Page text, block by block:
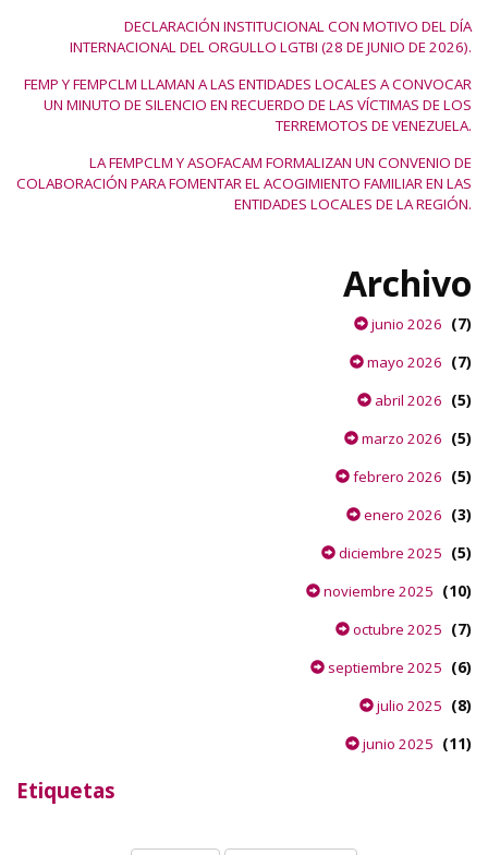
DECLARACIÓN INSTITUCIONAL CON MOTIVO DEL DÍA
INTERNACIONAL DEL ORGULLO LGTBI (28 DE JUNIO DE 2026).
FEMP Y FEMPCLM LLAMAN A LAS ENTIDADES LOCALES A CONVOCAR
UN MINUTO DE SILENCIO EN RECUERDO DE LAS VÍCTIMAS DE LOS
TERREMOTOS DE VENEZUELA.
LA FEMPCLM Y ASOFACAM FORMALIZAN UN CONVENIO DE
COLABORACIÓN PARA FOMENTAR EL ACOGIMIENTO FAMILIAR EN LAS
ENTIDADES LOCALES DE LA REGIÓN.
Archivo
junio 2026 (7)
mayo 2026 (7)
abril 2026 (5)
marzo 2026 (5)
febrero 2026 (5)
enero 2026 (3)
diciembre 2025 (5)
noviembre 2025 (10)
octubre 2025 (7)
septiembre 2025 (6)
julio 2025 (8)
junio 2025 (11)
Etiquetas